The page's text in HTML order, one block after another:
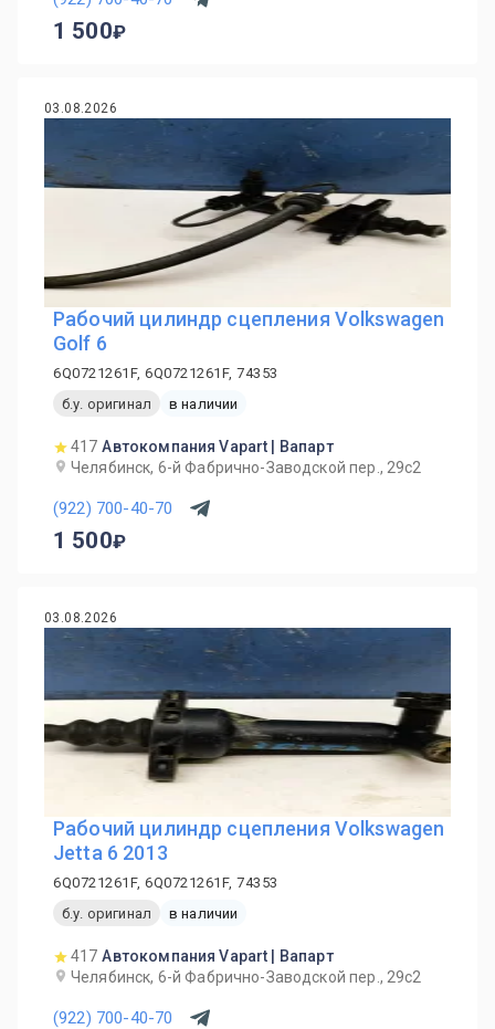
1 500
03.08.2026
Рабочий цилиндр сцепления Volkswagen
Golf 6
6Q0721261F, 6Q0721261F, 74353
б.у. оригинал
в наличии
417 Автокомпания Vapart | Вапарт
Челябинск, 6-й Фабрично-Заводской пер., 29с2
(922) 700-40-70
1 500
03.08.2026
Рабочий цилиндр сцепления Volkswagen
Jetta 6 2013
6Q0721261F, 6Q0721261F, 74353
б.у. оригинал
в наличии
417 Автокомпания Vapart | Вапарт
Челябинск, 6-й Фабрично-Заводской пер., 29с2
(922) 700-40-70